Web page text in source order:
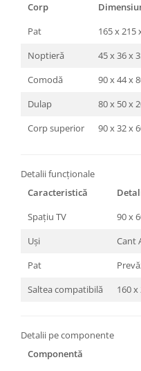
Corp
Pat
165 x 215
Noptieră
45 x 36 x
Comodă
90 x 44 x
Dulap
80 x 50 x
Corp superior
90 x 32 x
Detalii funcționale
Caracteristică
Spațiu TV
90 x
Uși
Cant
Pat
Saltea compatibilă
160
Detalii pe componente
Componentă